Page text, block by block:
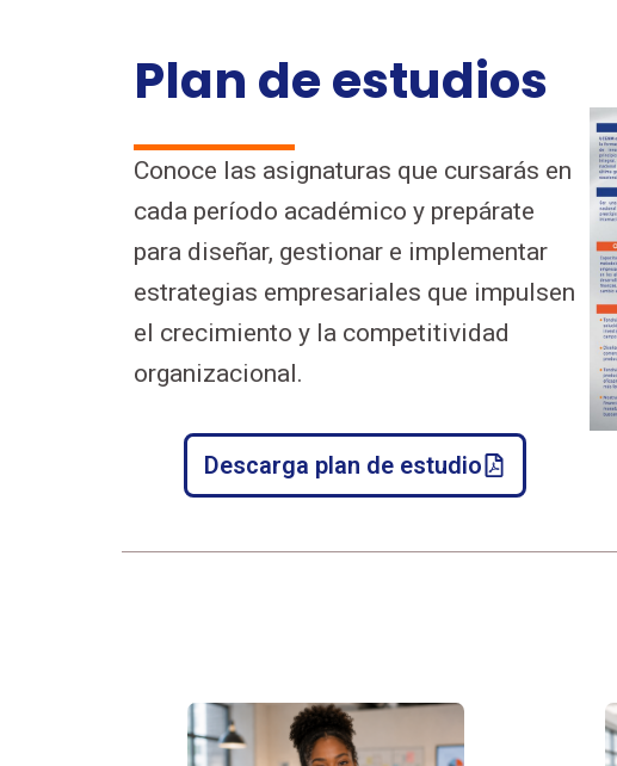
Plan de estudios
Conoce las asignaturas que cursarás en
cada período académico y prepárate
para diseñar, gestionar e implementar
estrategias empresariales que impulsen
el crecimiento y la competitividad
organizacional.
Descarga plan de estudio